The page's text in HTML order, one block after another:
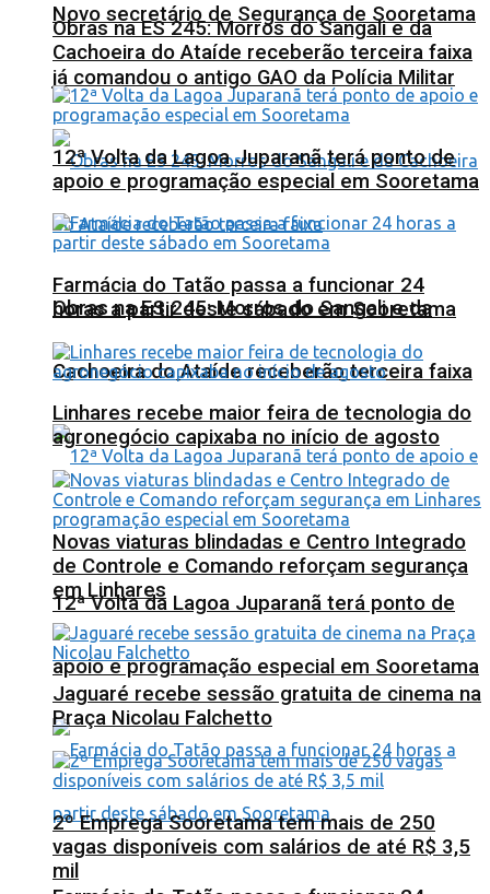
Novo secretário de Segurança de Sooretama
já comandou o antigo GAO da Polícia Militar
Obras na ES 245: Morros do Sangali e da
Cachoeira do Ataíde receberão terceira faixa
12ª Volta da Lagoa Juparanã terá ponto de
apoio e programação especial em Sooretama
Obras na ES 245: Morros do Sangali e da
Cachoeira do Ataíde receberão terceira faixa
12ª Volta da Lagoa Juparanã terá ponto de
apoio e programação especial em Sooretama
Farmácia do Tatão passa a funcionar 24
horas a partir deste sábado em Sooretama
Linhares recebe maior feira de tecnologia do
agronegócio capixaba no início de agosto
Novas viaturas blindadas e Centro Integrado
de Controle e Comando reforçam segurança
em Linhares
Jaguaré recebe sessão gratuita de cinema na
Praça Nicolau Falchetto
2º Emprega Sooretama tem mais de 250
vagas disponíveis com salários de até R$ 3,5
mil